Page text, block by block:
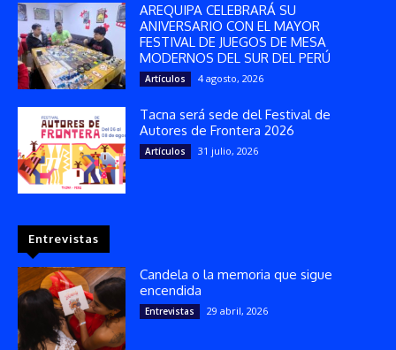
AREQUIPA CELEBRARÁ SU
ANIVERSARIO CON EL MAYOR
FESTIVAL DE JUEGOS DE MESA
MODERNOS DEL SUR DEL PERÚ
Artículos 4 agosto, 2026
Tacna será sede del Festival de
Autores de Frontera 2026
Artículos 31 julio, 2026
Entrevistas
Candela o la memoria que sigue
encendida
Entrevistas 29 abril, 2026